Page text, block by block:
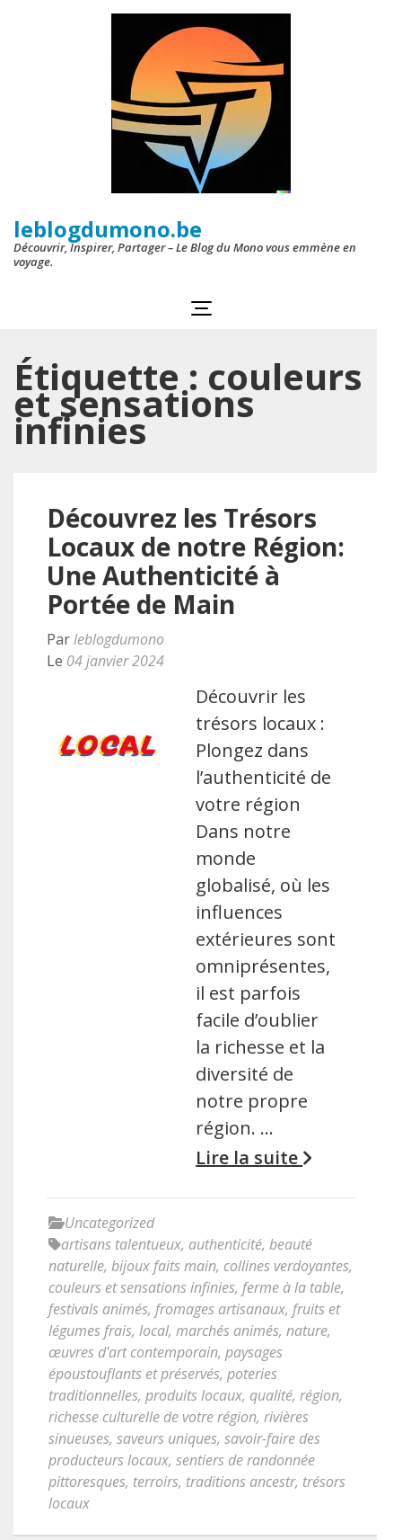
leblogdumono.be
Découvrir, Inspirer, Partager – Le Blog du Mono vous emmène en
voyage.
Étiquette : couleurs
et sensations
infinies
Découvrez les Trésors
Locaux de notre Région:
Une Authenticité à
Portée de Main
Parleblogdumono
Le 04 janvier 2024
Découvrir les
trésors locaux :
Plongez dans
l’authenticité de
votre région
Dans notre
monde
globalisé, où les
influences
extérieures sont
omniprésentes,
il est parfois
facile d’oublier
la richesse et la
diversité de
notre propre
région. …
Lire la suite
Uncategorized
artisans talentueux, authenticité, beauté
naturelle, bijoux faits main, collines verdoyantes,
couleurs et sensations infinies, ferme à la table,
festivals animés, fromages artisanaux, fruits et
légumes frais, local, marchés animés, nature,
œuvres d'art contemporain, paysages
époustouflants et préservés, poteries
traditionnelles, produits locaux, qualité, région,
richesse culturelle de votre région, rivières
sinueuses, saveurs uniques, savoir-faire des
producteurs locaux, sentiers de randonnée
pittoresques, terroirs, traditions ancestr, trésors
locaux